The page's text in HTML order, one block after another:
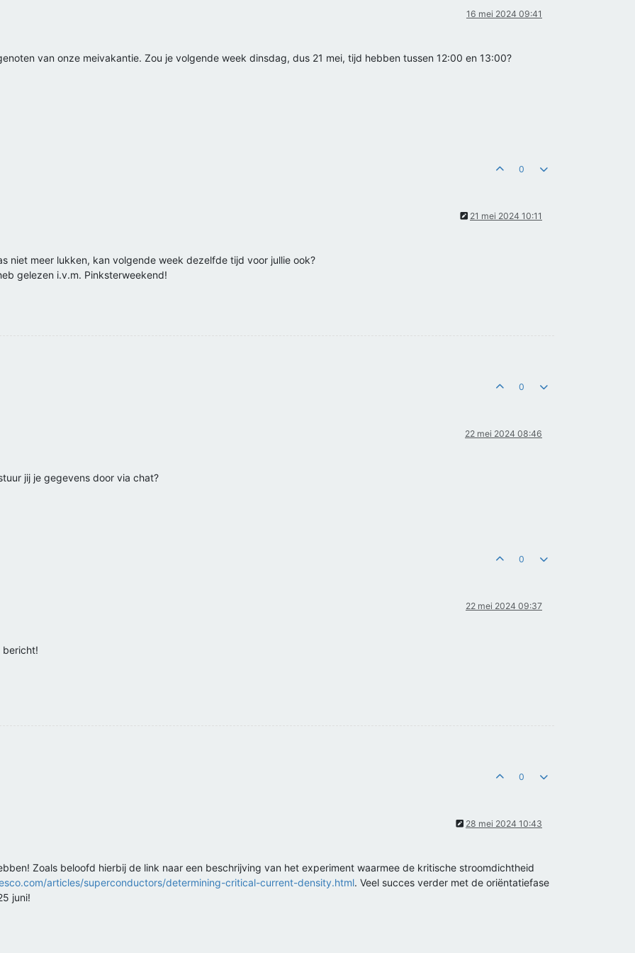
16 mei 2024 09:41
van onze meivakantie. Zou je volgende week dinsdag, dus 21 mei, tijd hebben tussen 12:00 en 13:00?
0
21 mei 2024 10:11
niet meer lukken, kan volgende week dezelfde tijd voor jullie ook?
gelezen i.v.m. Pinksterweekend!
0
22 mei 2024 08:46
jij je gegevens door via chat?
0
22 mei 2024 09:37
bericht!
0
28 mei 2024 10:43
Zoals beloofd hierbij de link naar een beschrijving van het experiment waarmee de kritische stroomdichtheid
articles/superconductors/determining-critical-current-density.html. Veel succes verder met de oriëntatiefase
juni!